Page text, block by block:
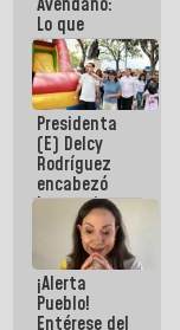
Nacional
Lo que
vayas a
escribir
hazlo hoy
por que no
sabemos si
la semana
que viene
hay
programa
Presidenta
(E) Delcy
Rodríguez
encabezó
lanzamiento
del Plan
Nacional de
Recreación
Vacacional
¡Alerta
Pueblo!
Entérese del